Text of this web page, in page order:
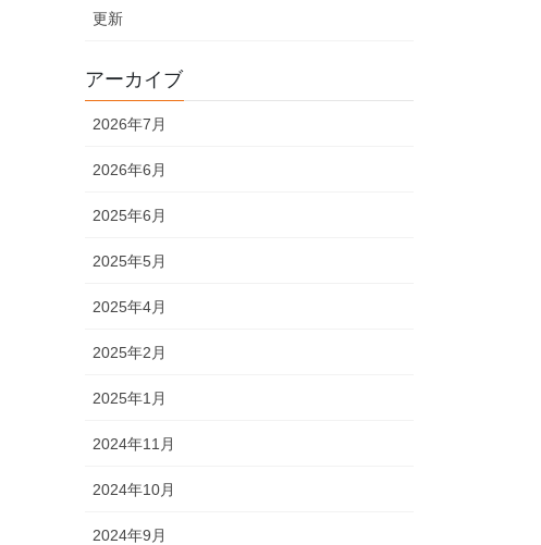
更新
アーカイブ
2026年7月
2026年6月
2025年6月
2025年5月
2025年4月
2025年2月
2025年1月
2024年11月
2024年10月
2024年9月